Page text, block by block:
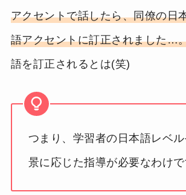
アクセントで話したら、同僚の日
語アクセントに訂正されました…
語を訂正されるとは(笑)
つまり、学習者の日本語レベ
景に応じた指導が必要なわけで